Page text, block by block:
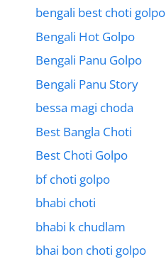
bengali best choti golpo
Bengali Hot Golpo
Bengali Panu Golpo
Bengali Panu Story
bessa magi choda
Best Bangla Choti
Best Choti Golpo
bf choti golpo
bhabi choti
bhabi k chudlam
bhai bon choti golpo